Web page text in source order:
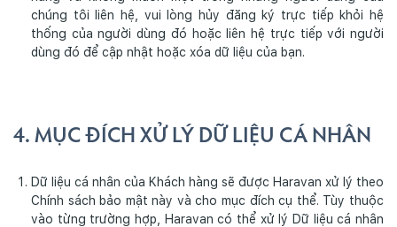
chúng tôi liên hệ, vui lòng hủy đăng ký trực tiếp khỏi hệ
thống của người dùng đó hoặc liên hệ trực tiếp với người
dùng đó để cập nhật hoặc xóa dữ liệu của bạn.
4. MỤC ĐÍCH XỬ LÝ DỮ LIỆU CÁ NHÂN
Dữ liệu cá nhân của Khách hàng sẽ được Haravan xử lý theo
Chính sách bảo mật này và cho mục đích cụ thể. Tùy thuộc
vào từng trường hợp, Haravan có thể xử lý Dữ liệu cá nhân